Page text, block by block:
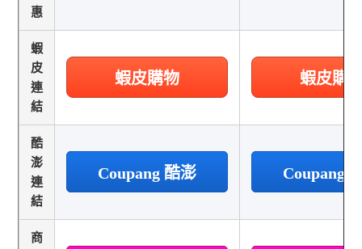
惠
蝦
皮
連
結
蝦皮購物 蝦皮購
酷
澎
連
結
Coupang 酷澎 Coupang
商